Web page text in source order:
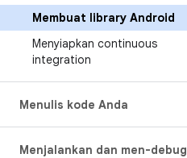
Membuat library Android
Menyiapkan continuous
integration
Menulis kode Anda
Menjalankan dan men-debug